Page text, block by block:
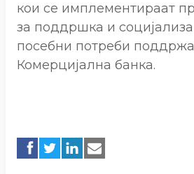
кои се имплементираат
за поддршка и
посебни потреби
Комерцијална банка.